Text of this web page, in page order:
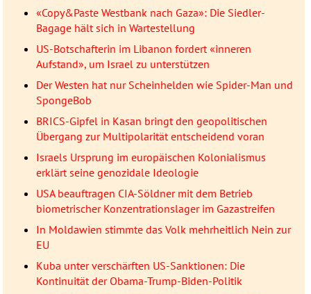
«Copy&Paste Westbank nach Gaza»: Die Siedler-
Bagage hält sich in Wartestellung
US-Botschafterin im Libanon fordert «inneren
Aufstand», um Israel zu unterstützen
Der Westen hat nur Scheinhelden wie Spider-Man und
SpongeBob
BRICS-Gipfel in Kasan bringt den geopolitischen
Übergang zur Multipolarität entscheidend voran
Israels Ursprung im europäischen Kolonialismus
erklärt seine genozidale Ideologie
USA beauftragen CIA-Söldner mit dem Betrieb
biometrischer Konzentrationslager im Gazastreifen
In Moldawien stimmte das Volk mehrheitlich Nein zur
EU
Kuba unter verschärften US-Sanktionen: Die
Kontinuität der Obama-Trump-Biden-Politik